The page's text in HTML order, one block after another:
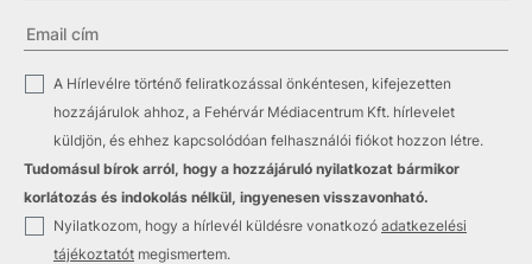
A Hírlevélre történő feliratkozással önkéntesen, kifejezetten
hozzájárulok ahhoz, a Fehérvár Médiacentrum Kft. hírlevelet
küldjön, és ehhez kapcsolódóan felhasználói fiókot hozzon létre.
Tudomásul bírok arról, hogy a hozzájáruló nyilatkozat bármikor
korlátozás és indokolás nélkül, ingyenesen visszavonható.
Nyilatkozom, hogy a hírlevél küldésre vonatkozó adatkezelési
tájékoztatót megismertem.